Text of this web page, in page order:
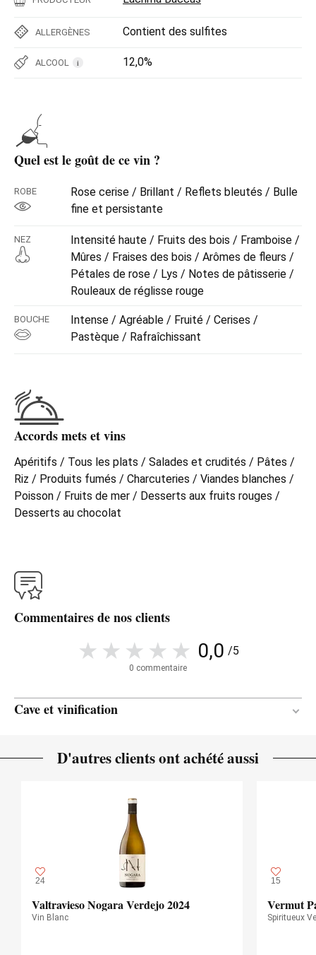
ALLERGÈNES Contient des sulfites
ALCOOL i 12,0%
Quel est le goût de ce vin ?
ROBE
Rose cerise / Brillant / Reflets bleutés / Bulle
fine et persistante
NEZ
Intensité haute / Fruits des bois / Framboise /
Mûres / Fraises des bois / Arômes de fleurs /
Pétales de rose / Lys / Notes de pâtisserie /
Rouleaux de réglisse rouge
BOUCHE
Intense / Agréable / Fruité / Cerises /
Pastèque / Rafraîchissant
Accords mets et vins
Apéritifs / Tous les plats / Salades et crudités / Pâtes /
Riz / Produits fumés / Charcuteries / Viandes blanches /
Poisson / Fruits de mer / Desserts aux fruits rouges /
Desserts au chocolat
Commentaires de nos clients
0,0 /5
0 commentaire
Cave et vinification
VINIFICATIOND'autres clients ont achété aussi
24
Valtravieso Nogara Verdejo 2024
Vin Blanc
15
Vermut
Spiritueux